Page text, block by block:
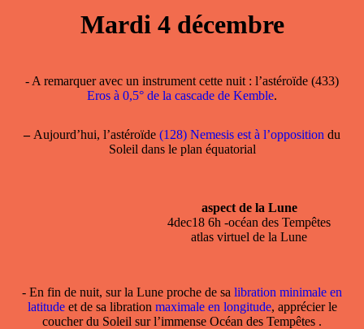
Mardi 4 décembre
- A remarquer avec un instrument cette nuit : l’astéroïde (433)
Eros à 0,5° de la cascade de Kemble.
–Aujourd’hui, l’astéroïde (128) Nemesis est à l’opposition du
Soleil dans le plan équatorial
aspect de la Lune
4dec18 6h -océan des Tempêtes
atlas virtuel de la Lune
- En fin de nuit, sur la Lune proche de sa libration minimale en
latitudeet de sa libration maximale en longitude, apprécier le
coucher du Soleil sur l’immense Océan des Tempêtes .